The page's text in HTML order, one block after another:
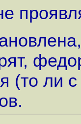
(то ли